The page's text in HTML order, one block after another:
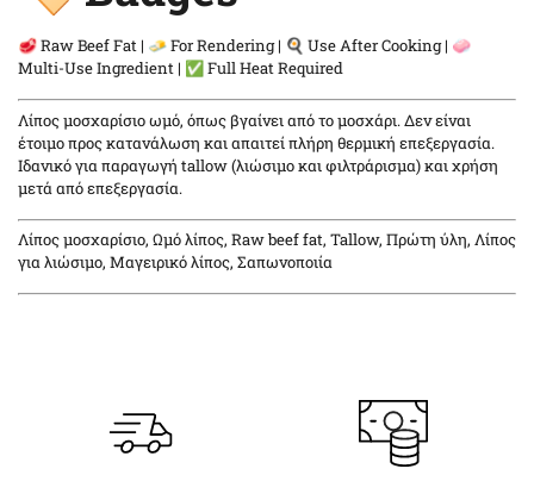
🥩 Raw Beef Fat | 🧈 For Rendering | 🍳 Use After Cooking | 🧼
Multi-Use Ingredient | ✅ Full Heat Required
Λίπος μοσχαρίσιο ωμό, όπως βγαίνει από το μοσχάρι. Δεν είναι
έτοιμο προς κατανάλωση και απαιτεί πλήρη θερμική επεξεργασία.
Ιδανικό για παραγωγή tallow (λιώσιμο και φιλτράρισμα) και χρήση
μετά από επεξεργασία.
Λίπος μοσχαρίσιο, Ωμό λίπος, Raw beef fat, Tallow, Πρώτη ύλη, Λίπος
για λιώσιμο, Μαγειρικό λίπος, Σαπωνοποιία